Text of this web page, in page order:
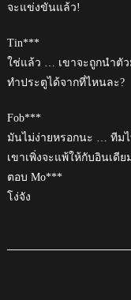
จะแข่งขันแล้ว!
Tin***
ใช่แล้ว … เขาจะถูกนำตั
ทำประตูได้จากที่ไหนละ?
Fob***
มันไม่ง่ายหรอกนะ … ทีม
เขาเพิ่งจะแพ้ให้กับอินเดีย
ตอบ Mo***
โง่จัง